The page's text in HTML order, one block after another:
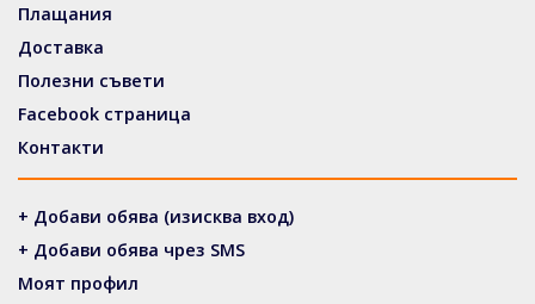
Плащания
Доставка
Полезни съвети
Facebook страница
Контакти
+ Добави обява (изисква вход)
+ Добави обява чрез SMS
Моят профил